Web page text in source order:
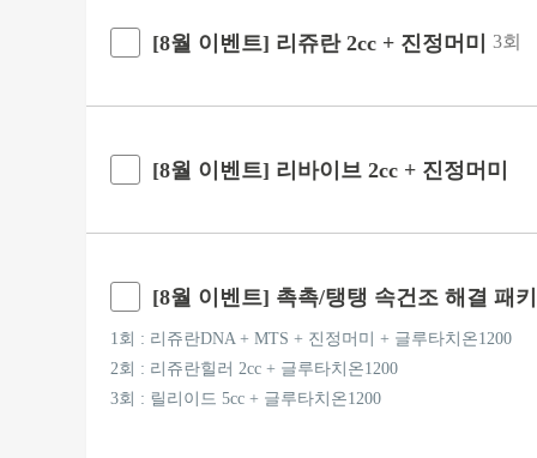
[8월 이벤트] 리쥬란 2cc + 진정머미 3회
[8월 이벤트] 리바이브 2cc + 진정머미
[8월 이벤트] 촉촉/탱탱 속건조 해결 패
1회 : 리쥬란DNA + MTS + 진정머미 + 글루타치온1200
2회 : 리쥬란힐러 2cc + 글루타치온1200
3회 : 릴리이드 5cc + 글루타치온1200